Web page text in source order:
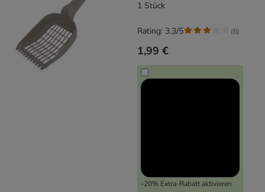
1 Stück
1,99 €
-20% Extra-Rabatt aktivieren
Rating: 3.3/5 (8)